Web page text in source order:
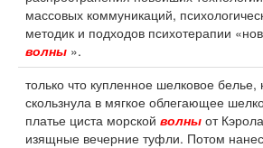
массовых коммуникаций,
методик и подходов психотерапии
волны ».
только что купленное шелковое белье,
скользнула в мягкое облегающее
платье циста морской волны от
изящные вечерние туфли. Потом